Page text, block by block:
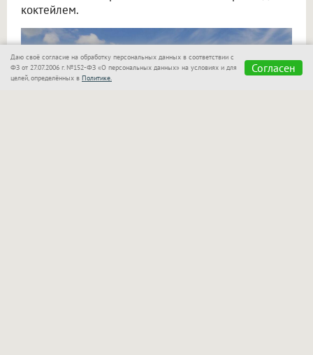
коктейлем.
Даю своё согласие на обработку персональных данных в соответствии с
ФЗ от 27.07.2006 г. №152-ФЗ «О персональных данных» на условиях и для
целей, определённых в Политике.
Согласен